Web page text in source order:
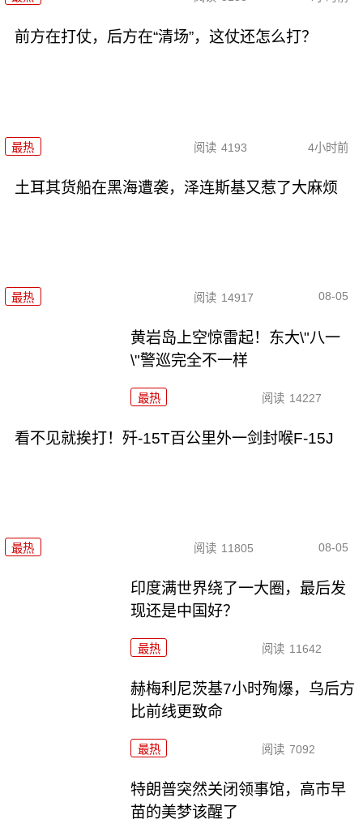
前方在打仗，后方在“清场”，这仗还怎么打？
最热 阅读 4193 4小时前
土耳其货船在黑海遭袭，泽连斯基又惹了大麻烦
最热 阅读 14917 08-05
黄岩岛上空惊雷起！东大\"八一
\"警巡完全不一样
最热 阅读 14227
看不见就挨打！歼-15T百公里外一剑封喉F-15J
最热 阅读 11805 08-05
印度满世界绕了一大圈，最后发
现还是中国好？
最热 阅读 11642
赫梅利尼茨基7小时殉爆，乌后方
比前线更致命
最热 阅读 7092
特朗普突然关闭领事馆，高市早
苗的美梦该醒了